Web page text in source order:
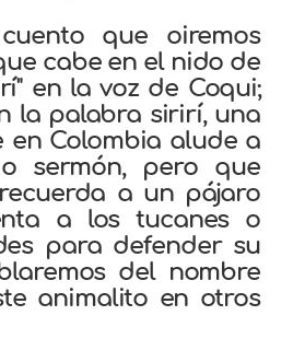
que oiremos
cabe en el nido de
en la voz de Coqui;
la palabra sirirí, una
en Colombia alude a
sermón, pero que
a un pájaro
a los tucanes o
para defender su
del nombre
animalito en otros